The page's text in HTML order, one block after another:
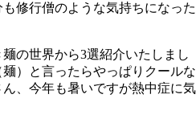
修行僧のような気持ちになった
の世界から3選紹介いたしまし
）と言ったらやっぱりクールな
、今年も暑いですが熱中症に気